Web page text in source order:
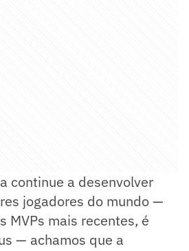
continue a desenvolver
jogadores do mundo —
MVPs mais recentes, é
— achamos que a